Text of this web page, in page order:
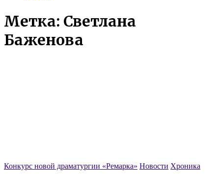
Метка: Светлана
Баженова
Конкурс новой драматургии «Ремарка» Новости Хроника